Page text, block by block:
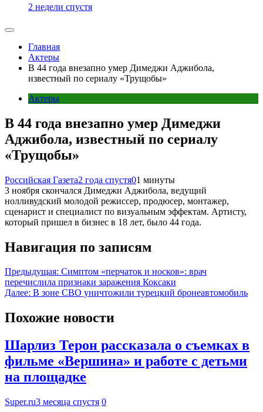
2 недели спустя
Главная
Актеры
В 44 года внезапно умер Димеджи Аджибола,
известный по сериалу «Трущобы»
Актеры
В 44 года внезапно умер Димеджи
Аджибола, известный по сериалу
«Трущобы»
Российская Газета2 года спустя01 минуты
3 ноября скончался Димеджи Аджибола, ведущий
нолливудский молодой режиссер, продюсер, монтажер,
сценарист и специалист по визуальным эффектам. Артисту,
который пришел в бизнес в 18 лет, было 44 года.
Навигация по записям
Предыдущая: Симптом «перчаток и носков»: врач
перечислила признаки заражения Коксаки
Далее: В зоне СВО уничтожили турецкий бронеавтомобиль
Похожие новости
Шарлиз Терон рассказала о съемках в
фильме «Вершина» и работе с детьми
на площадке
Super.ru3 месяца спустя 0